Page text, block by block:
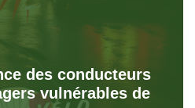
des conducteurs
vulnérables de